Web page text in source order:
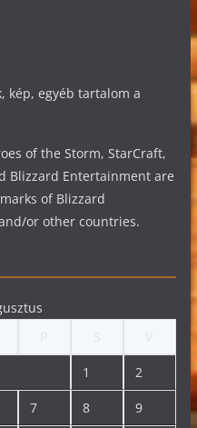
kép, egyéb tartalom a
of the Storm, StarCraft,
Blizzard Entertainment are
of Blizzard
or other countries.
1 2
7 8 9